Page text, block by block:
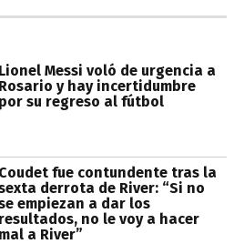
Lionel Messi voló de urgencia a
Rosario y hay incertidumbre
por su regreso al fútbol
Coudet fue contundente tras la
derrota de River: “Si no
empiezan a dar los
resultados, no le voy a hacer
mal a River”